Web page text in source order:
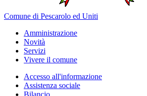
Comune di Pescarolo ed Uniti
Amministrazione
Novità
Servizi
Vivere il comune
Accesso all'informazione
Assistenza sociale
Bilancio